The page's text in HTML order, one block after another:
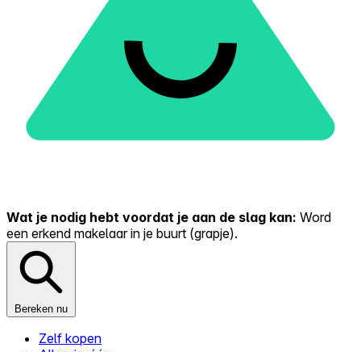
Wat je nodig hebt voordat je aan de slag kan: Word
een erkend makelaar in je buurt (grapje).
Bereken nu
Zelf kopen